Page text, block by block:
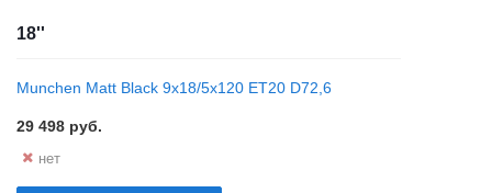
18''
Munchen Matt Black 9x18/5x120 ET20 D72,6
29 498 руб.
нет